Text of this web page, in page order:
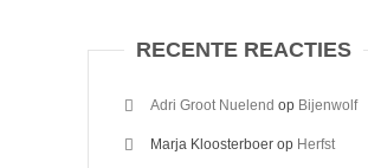
RECENTE REACTIES
Adri Groot Nuelend op Bijenwolf
Marja Kloosterboer op Herfst